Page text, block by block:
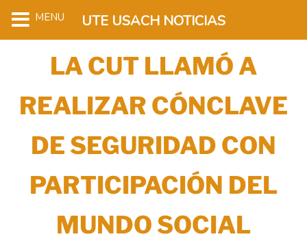
LA CUT LLAMÓ A
REALIZAR CÓNCLAVE
DE SEGURIDAD CON
PARTICIPACIÓN DEL
MUNDO SOCIAL
MENU UTE USACH NOTICIAS